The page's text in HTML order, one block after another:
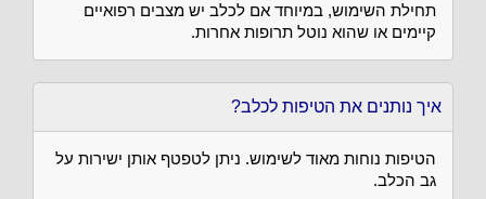
תחילת השימוש, במיוחד אם לכלב יש מצבים רפואיים
קיימים או שהוא נוטל תרופות אחרות.
איך נותנים את הטיפות לכלב?
הטיפות נוחות מאוד לשימוש. ניתן לטפטף אותן ישירות על
גב הכלב.